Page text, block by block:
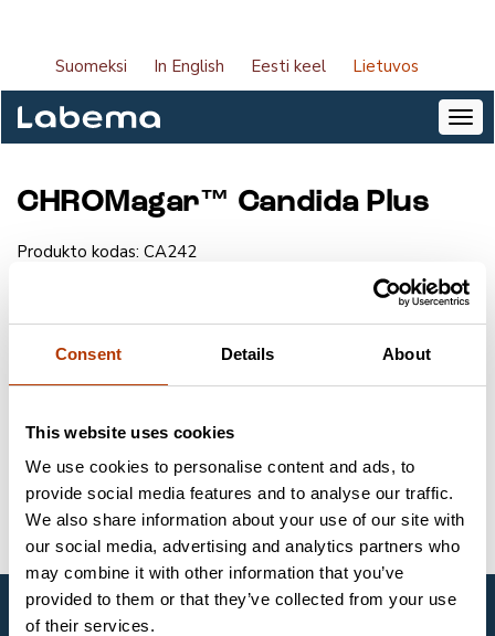
Consent Details About
This website uses cookies
We use cookies to personalise content and ads, to
provide social media features and to analyse our traffic.
We also share information about your use of our site with
our social media, advertising and analytics partners who
may combine it with other information that you’ve
provided to them or that they’ve collected from your use
of their services.
Suomeksi In English Eesti keel Lietuvos
CHROMagar™ Candida Plus
Produkto kodas: CA242
Mikrobiologinės kultūros
Chromogenic culture media
CHROMagar
UAB Labema